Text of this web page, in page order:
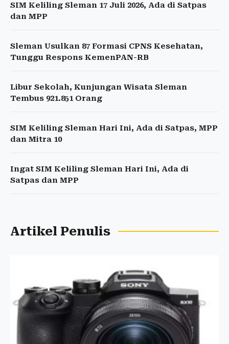
SIM Keliling Sleman 17 Juli 2026, Ada di Satpas
dan MPP
Sleman Usulkan 87 Formasi CPNS Kesehatan,
Tunggu Respons KemenPAN-RB
Libur Sekolah, Kunjungan Wisata Sleman
Tembus 921.851 Orang
SIM Keliling Sleman Hari Ini, Ada di Satpas, MPP
dan Mitra 10
Ingat SIM Keliling Sleman Hari Ini, Ada di
Satpas dan MPP
Artikel Penulis